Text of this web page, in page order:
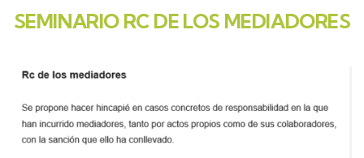
SEMINARIO RC DE LOS MEDIADORES